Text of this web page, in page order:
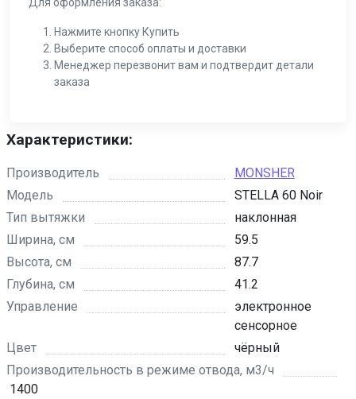
Для оформления заказа:
Нажмите кнопку Купить
Выберите способ оплаты и доставки
Менеджер перезвонит вам и подтвердит детали
заказа
Характеристики:
Производитель
MONSHER
Модель
STELLA 60 Noir
Тип вытяжки
наклонная
Ширина, см
59.5
Высота, см
87.7
Глубина, см
41.2
Управление
электронное
сенсорное
Цвет
чёрный
Производительность в режиме отвода, м3/ч
1400